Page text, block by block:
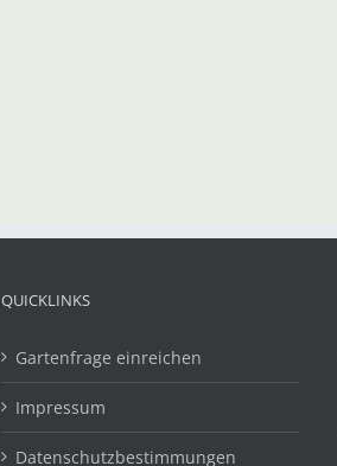
QUICKLINKS
Gartenfrage einreichen
Impressum
Datenschutzbestimmungen